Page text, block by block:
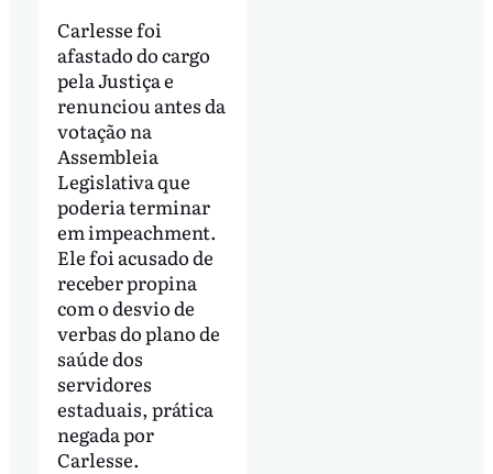
Carlesse foi
afastado do cargo
pela Justiça e
renunciou antes da
votação na
Assembleia
Legislativa que
poderia terminar
em impeachment.
Ele foi acusado de
receber propina
com o desvio de
verbas do plano de
saúde dos
servidores
estaduais, prática
negada por
Carlesse.